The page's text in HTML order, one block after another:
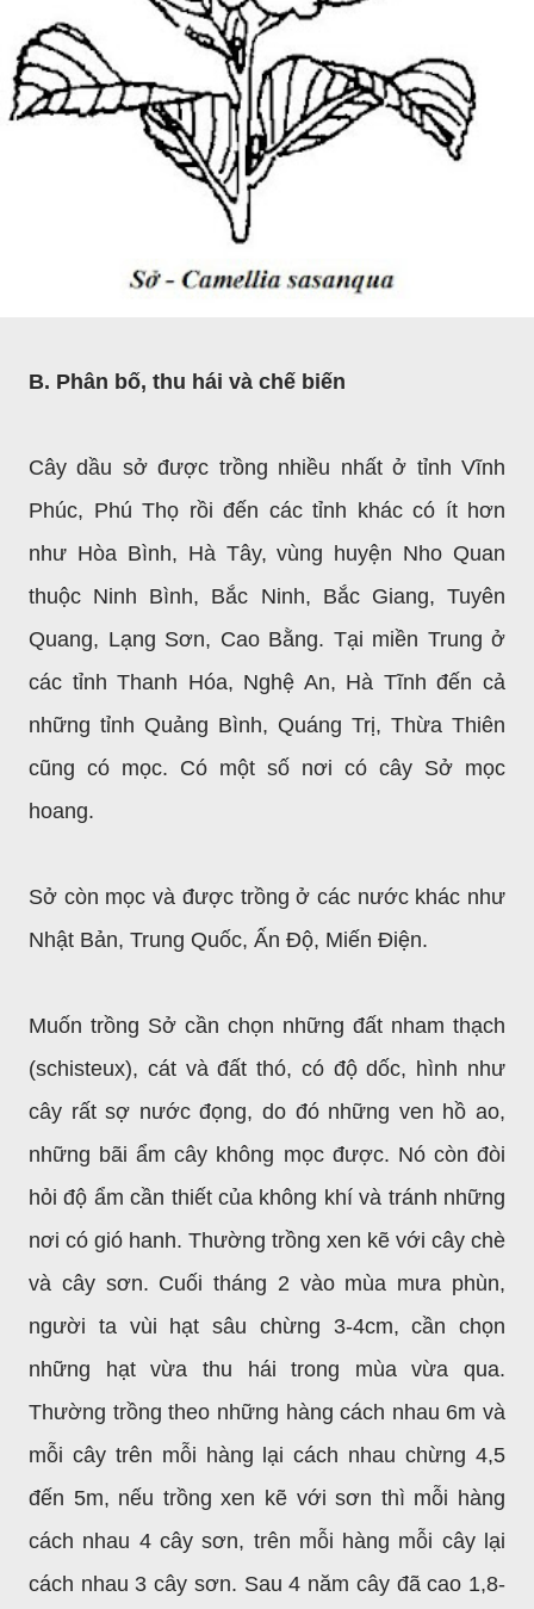
B. Phân bố, thu hái và chế biến
Cây dầu sở được trồng nhiều nhất ở tỉnh Vĩnh
Phúc, Phú Thọ rồi đến các tỉnh khác có ít hơn
như Hòa Bình, Hà Tây, vùng huyện Nho Quan
thuộc Ninh Bình, Bắc Ninh, Bắc Giang, Tuyên
Quang, Lạng Sơn, Cao Bằng. Tại miền Trung ở
các tỉnh Thanh Hóa, Nghệ An, Hà Tĩnh đến cả
những tỉnh Quảng Bình, Quáng Trị, Thừa Thiên
cũng có mọc. Có một số nơi có cây Sở mọc
hoang.
Sở còn mọc và được trồng ở các nước khác như
Nhật Bản, Trung Quốc, Ấn Độ, Miến Điện.
Muốn trồng Sở cần chọn những đất nham thạch
(schisteux), cát và đất thó, có độ dốc, hình như
cây rất sợ nước đọng, do đó những ven hồ ao,
những bãi ẩm cây không mọc được. Nó còn đòi
hỏi độ ẩm cần thiết của không khí và tránh những
nơi có gió hanh. Thường trồng xen kẽ với cây chè
và cây sơn. Cuối tháng 2 vào mùa mưa phùn,
người ta vùi hạt sâu chừng 3-4cm, cần chọn
những hạt vừa thu hái trong mùa vừa qua.
Thường trồng theo những hàng cách nhau 6m và
mỗi cây trên mỗi hàng lại cách nhau chừng 4,5
đến 5m, nếu trồng xen kẽ với sơn thì mỗi hàng
cách nhau 4 cây sơn, trên mỗi hàng mỗi cây lại
cách nhau 3 cây sơn. Sau 4 năm cây đã cao 1,8-